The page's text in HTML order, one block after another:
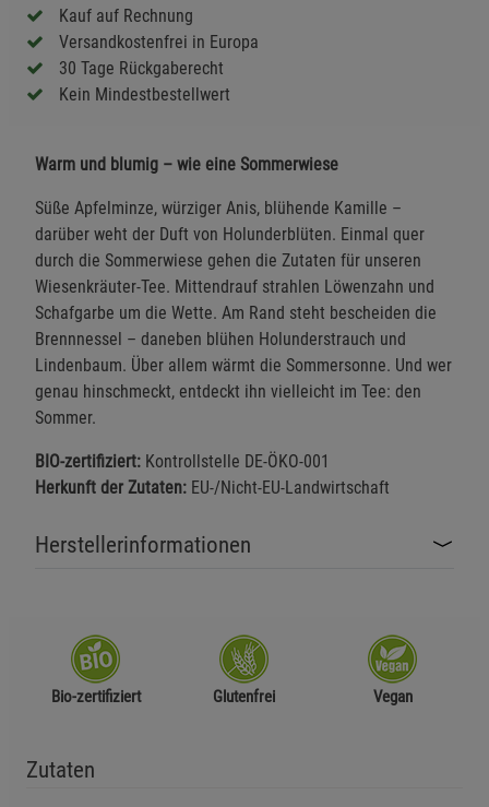
Kauf auf Rechnung
Versandkostenfrei in Europa
30 Tage Rückgaberecht
Kein Mindestbestellwert
Warm und blumig – wie eine Sommerwiese
Süße Apfelminze, würziger Anis, blühende Kamille –
darüber weht der Duft von Holunderblüten. Einmal quer
durch die Sommerwiese gehen die Zutaten für unseren
Wiesenkräuter-Tee. Mittendrauf strahlen Löwenzahn und
Schafgarbe um die Wette. Am Rand steht bescheiden die
Brennnessel – daneben blühen Holunderstrauch und
Lindenbaum. Über allem wärmt die Sommersonne. Und wer
genau hinschmeckt, entdeckt ihn vielleicht im Tee: den
Sommer.
BIO-zertifiziert: Kontrollstelle DE-ÖKO-001
Herkunft der Zutaten: EU-/Nicht-EU-Landwirtschaft
Herstellerinformationen
Bio-zertifiziert Glutenfrei Vegan
Zutaten